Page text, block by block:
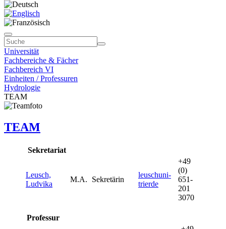
Universität
Fachbereiche & Fächer
Fachbereich VI
Einheiten / Professuren
Hydrologie
TEAM
TEAM
Sekretariat
Leusch,
Ludvika
M.A. Sekretärin
leuschuni-
trierde
+49
(0)
651-
201
3070
Professur